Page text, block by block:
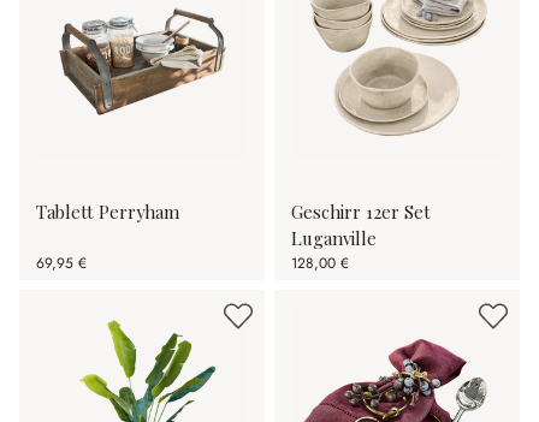
Tablett Perryham
69,95 €
Geschirr 12er Set
Luganville
128,00 €